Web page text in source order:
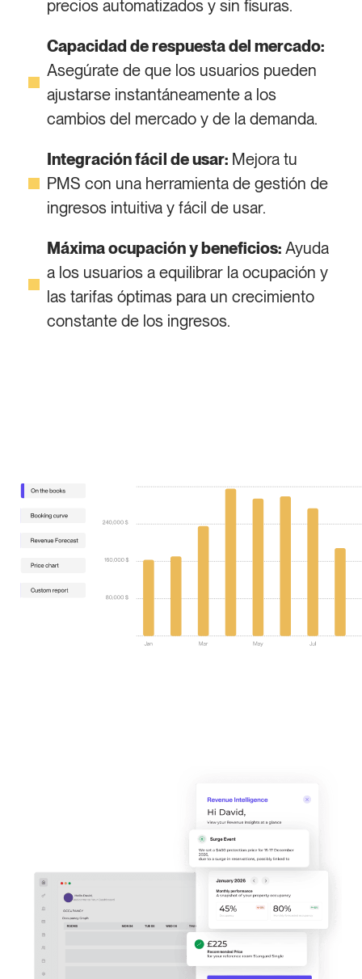
precios automatizados y sin fisuras.
Capacidad de respuesta del mercado:
Asegúrate de que los usuarios pueden
ajustarse instantáneamente a los
cambios del mercado y de la demanda.
Integración fácil de usar:Mejora tu
PMS con una herramienta de gestión de
ingresos intuitiva y fácil de usar.
Máxima ocupación y beneficios:Ayuda
a los usuarios a equilibrar la ocupación y
las tarifas óptimas para un crecimiento
constante de los ingresos.